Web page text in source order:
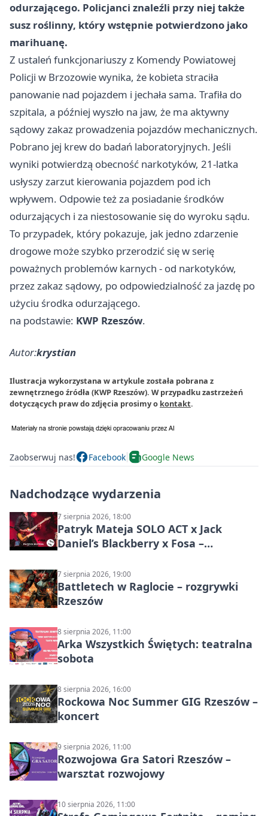
odurzającego. Policjanci znaleźli przy niej także
susz roślinny, który wstępnie potwierdzono jako
marihuanę.
Z ustaleń funkcjonariuszy z Komendy Powiatowej
Policji w Brzozowie wynika, że kobieta straciła
panowanie nad pojazdem i jechała sama. Trafiła do
szpitala, a później wyszło na jaw, że ma aktywny
sądowy zakaz prowadzenia pojazdów mechanicznych.
Pobrano jej krew do badań laboratoryjnych. Jeśli
wyniki potwierdzą obecność narkotyków, 21-latka
usłyszy zarzut kierowania pojazdem pod ich
wpływem. Odpowie też za posiadanie środków
odurzających i za niestosowanie się do wyroku sądu.
To przypadek, który pokazuje, jak jedno zdarzenie
drogowe może szybko przerodzić się w serię
poważnych problemów karnych - od narkotyków,
przez zakaz sądowy, po odpowiedzialność za jazdę po
użyciu środka odurzającego.
na podstawie: KWP Rzeszów.
Autor:krystian
Ilustracja wykorzystana w artykule została pobrana z
zewnętrznego źródła (KWP Rzeszów). W przypadku zastrzeżeń
dotyczących praw do zdjęcia prosimy o kontakt.
Zaobserwuj nas! Facebook Google News
Nadchodzące wydarzenia
7 sierpnia 2026, 18:00
Patryk Mateja SOLO ACT x Jack
Daniel’s Blackberry x Fosa –
7 sierpnia 2026, 19:00
Battletech w Raglocie – rozgrywki
Rzeszów
8 sierpnia 2026, 11:00
Arka Wszystkich Świętych: teatralna
sobota
8 sierpnia 2026, 16:00
Rockowa Noc Summer GIG Rzeszów –
koncert
9 sierpnia 2026, 11:00
Rozwojowa Gra Satori Rzeszów –
warsztat rozwojowy
10 sierpnia 2026, 11:00